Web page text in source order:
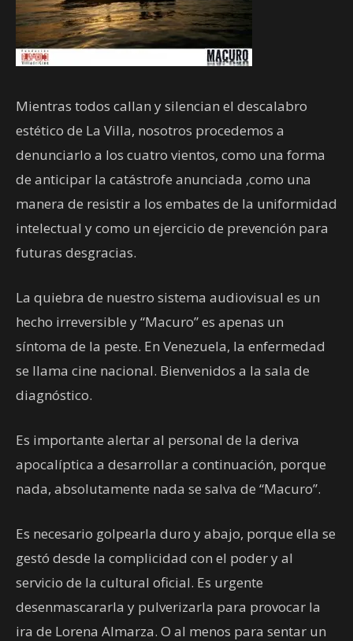
Mientras todos callan y silencian el descalabro
estético de La Villa, nosotros procedemos a
denunciarlo a los cuatro vientos, como una forma
de anticipar la catástrofe anunciada ,como una
manera de resistir a los embates de la uniformidad
intelectual y como un ejercicio de prevención para
futuras desgracias.
La quiebra de nuestro sistema audiovisual es un
hecho irreversible y “Macuro” es apenas un
síntoma de la peste. En Venezuela, la enfermedad
se llama cine nacional. Bienvenidos a la sala de
diagnóstico.
Es importante alertar al personal de la deriva
apocalíptica a desarrollar a continuación, porque
nada, absolutamente nada se salva de “Macuro”.
Es necesario golpearla duro y abajo, porque ella se
gestó desde la complicidad con el poder y al
servicio de la cultural oficial. Es urgente
desenmascararla y pulverizarla para provocar la
ira de Lorena Almarza. O al menos para sentar un